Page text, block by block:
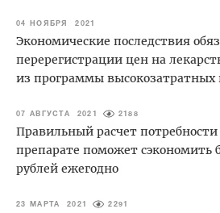
04 НОЯБРЯ 2021
Экономические последствия
перерегистрации цен на
из программы высокозатратных
07 АВГУСТА 2021 2188
Правильный расчет
препарате поможет сэкономить
рублей ежегодно
23 МАРТА 2021 2291